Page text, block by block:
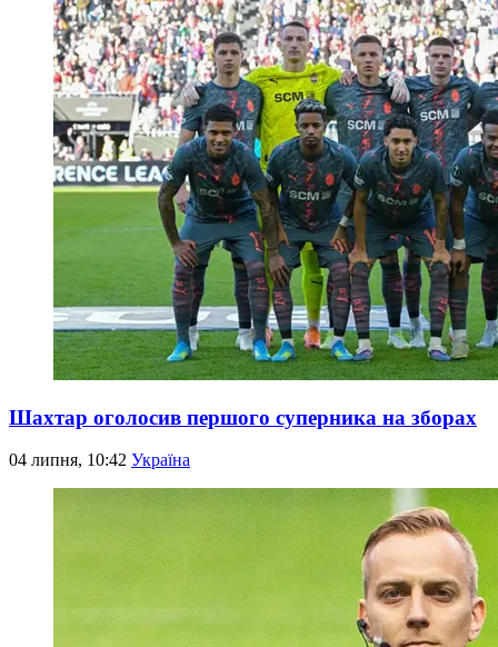
Шахтар оголосив першого суперника на зборах
04 липня, 10:42 Україна